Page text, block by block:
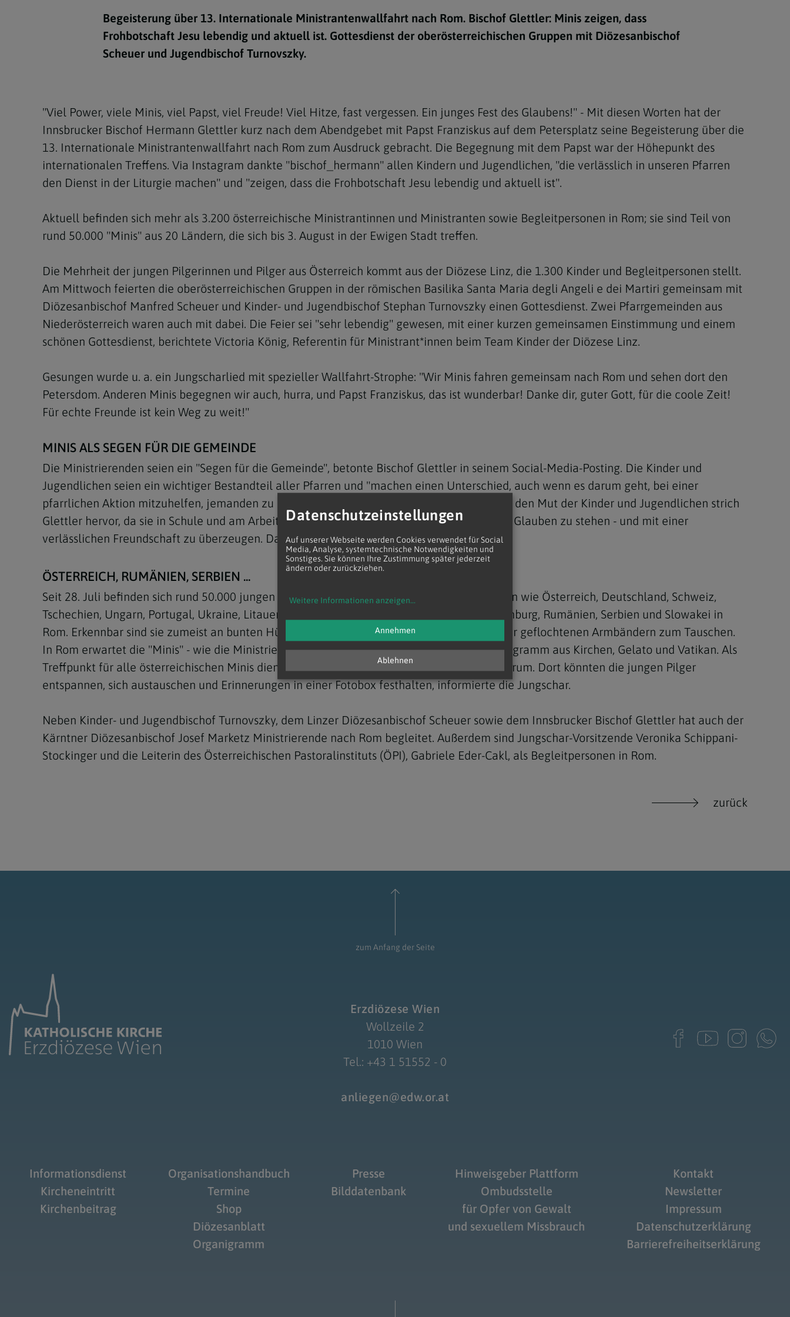
Fastenzeit
Karwoche
Christi Himmelfahrt
Pfingsten
Fronleichnam
Mariä Himmelfahrt
Erntedank
7 Todsünden
Telefonseelsorge
Konservatorium für
Kirchenmusik
Theologische Kurse
Einsamkeit
Navigation schließen
Personen
Pfarren
Anderssprachige Gemeinden
Organigramm
Meldungsarchiv
Navigation schließen
Begeisterung über 13. Internationale Ministrantenwallfahrt nach Rom. Bischof Glettler: Minis zeigen, dass
Frohbotschaft Jesu lebendig und aktuell ist. Gottesdienst der oberösterreichischen Gruppen mit Diözesanbischof
Scheuer und Jugendbischof Turnovszky.
"Viel Power, viele Minis, viel Papst, viel Freude! Viel Hitze, fast vergessen. Ein junges Fest des Glaubens!" - Mit diesen Worten hat der
Innsbrucker Bischof Hermann Glettler kurz nach dem Abendgebet mit Papst Franziskus auf dem Petersplatz seine Begeisterung über die
13. Internationale Ministrantenwallfahrt nach Rom zum Ausdruck gebracht. Die Begegnung mit dem Papst war der Höhepunkt des
internationalen Treffens. Via Instagram dankte "bischof_hermann" allen Kindern und Jugendlichen, "die verlässlich in unseren Pfarren
den Dienst in der Liturgie machen" und "zeigen, dass die Frohbotschaft Jesu lebendig und aktuell ist".
Aktuell befinden sich mehr als 3.200 österreichische Ministrantinnen und Ministranten sowie Begleitpersonen in Rom; sie sind Teil von
rund 50.000 "Minis" aus 20 Ländern, die sich bis 3. August in der Ewigen Stadt treffen.
Die Mehrheit der jungen Pilgerinnen und Pilger aus Österreich kommt aus der Diözese Linz, die 1.300 Kinder und Begleitpersonen stellt.
Am Mittwoch feierten die oberösterreichischen Gruppen in der römischen Basilika Santa Maria degli Angeli e dei Martiri gemeinsam mit
Diözesanbischof Manfred Scheuer und Kinder- und Jugendbischof Stephan Turnovszky einen Gottesdienst. Zwei Pfarrgemeinden aus
Niederösterreich waren auch mit dabei. Die Feier sei "sehr lebendig" gewesen, mit einer kurzen gemeinsamen Einstimmung und einem
schönen Gottesdienst, berichtete Victoria König, Referentin für Ministrant*innen beim Team Kinder der Diözese Linz.
Gesungen wurde u. a. ein Jungscharlied mit spezieller Wallfahrt-Strophe: "Wir Minis fahren gemeinsam nach Rom und sehen dort den
Petersdom. Anderen Minis begegnen wir auch, hurra, und Papst Franziskus, das ist wunderbar! Danke dir, guter Gott, für die coole Zeit!
Für echte Freunde ist kein Weg zu weit!"
MINIS ALS SEGEN FÜR DIE GEMEINDE
Die Ministrierenden seien ein "Segen für die Gemeinde", betonte Bischof Glettler in seinem Social-Media-Posting. Die Kinder und
Jugendlichen seien ein wichtiger Bestandteil aller Pfarren und "machen einen Unterschied, auch wenn es darum geht, bei einer
pfarrlichen Aktion mitzuhelfen, jemanden zu besuchen oder ein Fest zu organisieren". Auch den Mut der Kinder und Jugendlichen strich
Glettler hervor, da sie in Schule und am Arbeitsplatz den Mut hätten, "zu ihrem christlichen Glauben zu stehen - und mit einer
verlässlichen Freundschaft zu überzeugen. Danke Euch allen!!!"
ÖSTERREICH, RUMÄNIEN, SERBIEN ...
Seit 28. Juli befinden sich rund 50.000 jungen Leute zwischen 13 und Anfang 30 aus Ländern wie Österreich, Deutschland, Schweiz,
Tschechien, Ungarn, Portugal, Ukraine, Litauen, Italien, Belgien, Kroatien, Frankreich, Luxemburg, Rumänien, Serbien und Slowakei in
Rom. Erkennbar sind sie zumeist an bunten Hüten, eigens bedruckten Wallfahrt-T-Shirts oder geflochtenen Armbändern zum Tauschen.
In Rom erwartet die "Minis" - wie die Ministrierenden auch genannt werden - ein buntes Programm aus Kirchen, Gelato und Vatikan. Als
Treffpunkt für alle österreichischen Minis dient die "ÖASE" in einem kirchlichen Jugendzentrum. Dort könnten die jungen Pilger
entspannen, sich austauschen und Erinnerungen in einer Fotobox festhalten, informierte die Jungschar.
Neben Kinder- und Jugendbischof Turnovszky, dem Linzer Diözesanbischof Scheuer sowie dem Innsbrucker Bischof Glettler hat auch der
Kärntner Diözesanbischof Josef Marketz Ministrierende nach Rom begleitet. Außerdem sind Jungschar-Vorsitzende Veronika Schippani-
Stockinger und die Leiterin des Österreichischen Pastoralinstituts (ÖPI), Gabriele Eder-Cakl, als Begleitpersonen in Rom.
zurück
zum Anfang der Seite
Erzdiözese Wien
Wollzeile 2
1010 Wien
Tel.: +43 1 51552 - 0
anliegen@edw.or.at
Informationsdienst
Kircheneintritt
Kirchenbeitrag
Organisationshandbuch
Termine
Shop
Diözesanblatt
Organigramm
Presse
Bilddatenbank
Hinweisgeber Plattform
Ombudsstelle
für Opfer von Gewalt
und sexuellem Missbrauch
Kontakt
Newsletter
Impressum
Datenschutzerklärung
Barrierefreiheitserklärung
Datenschutzeinstellungen
Auf unserer Webseite werden Cookies verwendet für Social
Media, Analyse, systemtechnische Notwendigkeiten und
Sonstiges. Sie können Ihre Zustimmung später jederzeit
ändern oder zurückziehen.
Weitere Informationen anzeigen...
Ablehnen
Annehmen